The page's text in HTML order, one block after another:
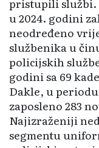
u 2024. godini
neodređeno
službenika u
policijskih
godini sa 69
Dakle, u
zaposleno 283
Najizraženiji
segmentu